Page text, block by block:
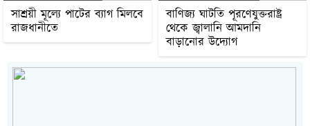
সাশ্রয়ী মূল্যে পাটের ব্যাগ মিলবে
রাজধানীতে
বাণিজ্য ঘাটতি পূরণেযুক্তরাষ্ট্র
থেকে জ্বালানি আমদানি
বাড়ানোর উদ্যোগ